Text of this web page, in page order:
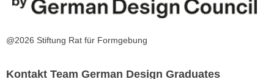
@2026 Stiftung Rat für Formgebung
Kontakt Team German Design Graduates